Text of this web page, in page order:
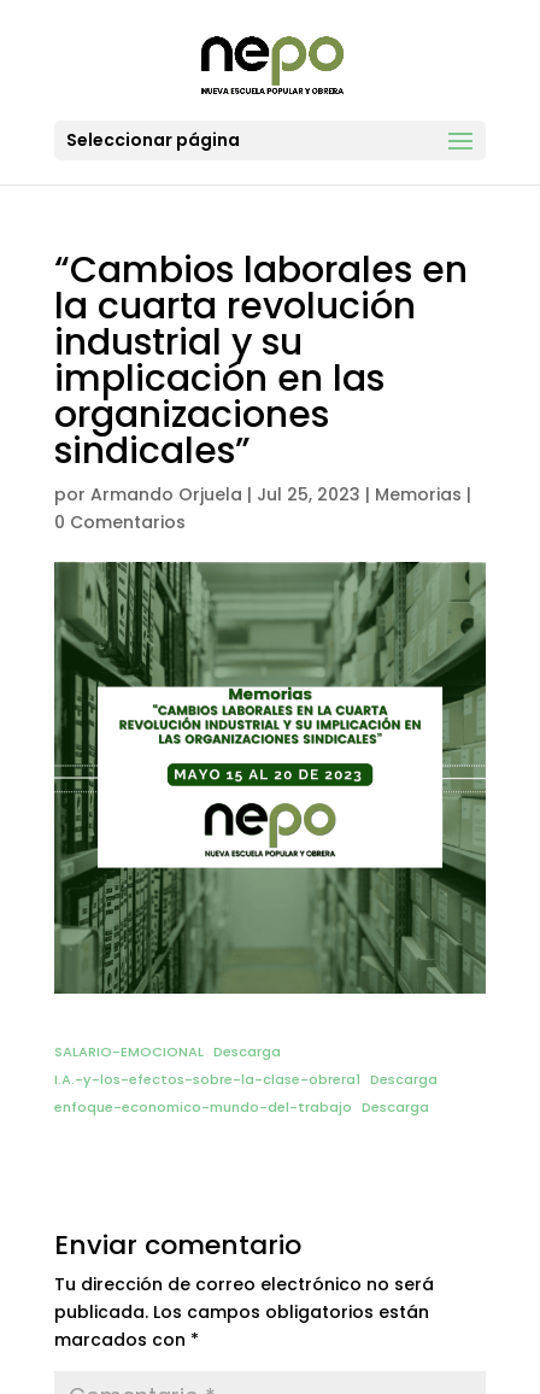
Seleccionar página
“Cambios laborales en
la cuarta revolución
industrial y su
implicación en las
organizaciones
sindicales”
por Armando Orjuela | Jul 25, 2023 | Memorias |
0 Comentarios
SALARIO-EMOCIONAL Descarga
I.A.-y-los-efectos-sobre-la-clase-obrera1 Descarga
enfoque-economico-mundo-del-trabajo Descarga
Enviar comentario
Tu dirección de correo electrónico no será
publicada. Los campos obligatorios están
marcados con *